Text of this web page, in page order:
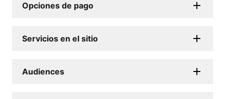
Opciones de pago
Servicios en el sitio
Audiences